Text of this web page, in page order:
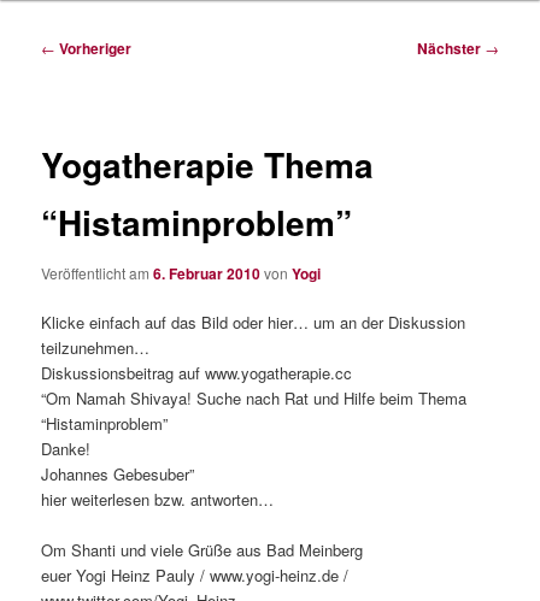
Beitragsnavigation
← Vorheriger Nächster →
Yogatherapie Thema
“Histaminproblem”
Veröffentlicht am6. Februar 2010vonYogi
Klicke einfach auf das Bild oder hier… um an der Diskussion
teilzunehmen…
Diskussionsbeitrag auf www.yogatherapie.cc
“Om Namah Shivaya! Suche nach Rat und Hilfe beim Thema
“Histaminproblem”
Danke!
Johannes Gebesuber”
hier weiterlesen bzw. antworten…
Om Shanti und viele Grüße aus Bad Meinberg
euer Yogi Heinz Pauly / www.yogi-heinz.de /